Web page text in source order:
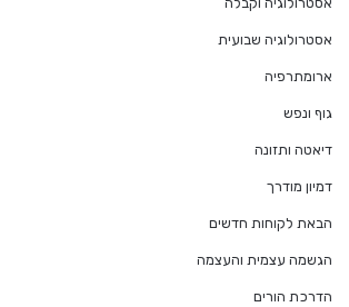
אסטרולוגיה שבועית
ארומתרפיה
גוף ונפש
דיאטה ותזונה
דמיון מודרך
הבאת לקוחות חדשים
הגשמה עצמית והעצמה
הדרכת הורים